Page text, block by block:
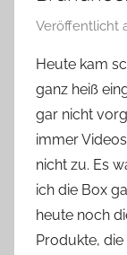
Rezensionen,
Produkttests
vieles
mehr
Veröffentlicht
Heute kam
ganz heiß
gar nicht
immer
nicht zu. Es
ich die Box
heute noch
Produkte,